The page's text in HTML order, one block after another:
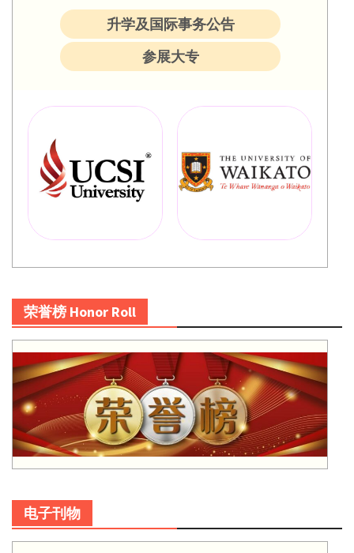
升学及国际事务公告
参展大专
荣誉榜 Honor Roll
电子刊物